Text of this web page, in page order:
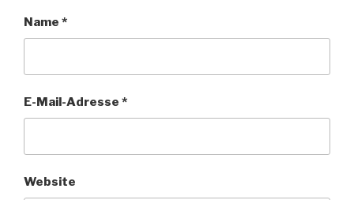
Name *
E-Mail-Adresse *
Website